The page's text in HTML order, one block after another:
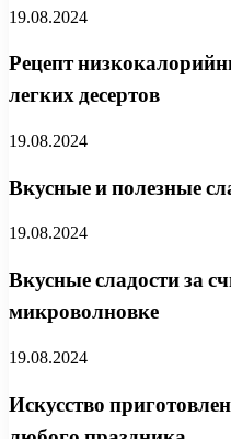
19.08.2024
Рецепт
легких десертов
19.08.2024
Вкусные и полезные
19.08.2024
Вкусные сладости за
микроволновке
19.08.2024
Искусство